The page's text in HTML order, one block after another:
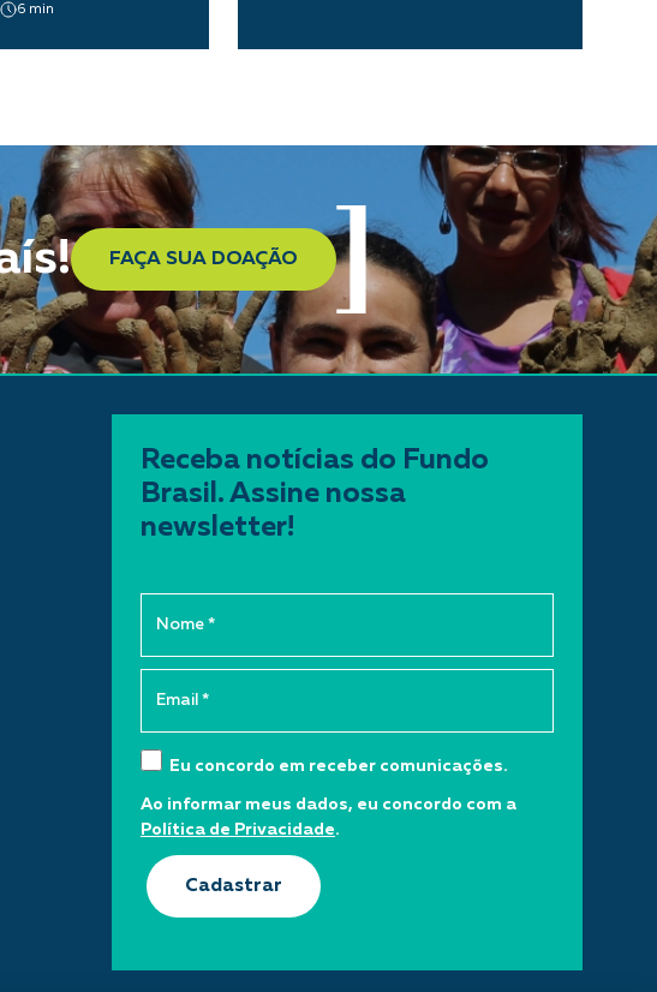
6 min
FAÇA SUA DOAÇÃO
Receba notícias do Fundo
Brasil. Assine nossa
newsletter!
Eu concordo em receber comunicações.
Ao informar meus dados, eu concordo com a
Política de Privacidade.
Cadastrar